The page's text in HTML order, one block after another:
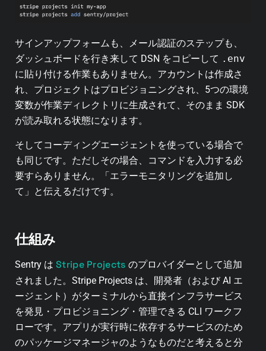
サインアップフォームも、メール認証のステップも、
ダッシュボードを行き来して DSN をコピーして .env
に貼り付ける作業もありません。アカウントは作成さ
れ、プロジェクトはプロビジョニングされ、5つの環境
変数が作業ディレクトリに生成されて、そのまま SDK
が読み取れる状態になります。
そしてコーディングエージェントを使っている場合で
も同じです。ただしその場合、コマンドを入力する必
要すらありません。「エラーモニタリングを追加し
て」と伝えるだけです。
仕組み
Sentry は Stripe Projects のプロバイダーとして追加
されました。Stripe Projects は、開発者（および AI エ
ージェント）がターミナルから直接インフラサービス
を発見・プロビジョニング・管理できる CLI ワークフ
ローです。アプリが実行時に依存するサービスのため
のパッケージマネージャのようなものだと考えると分